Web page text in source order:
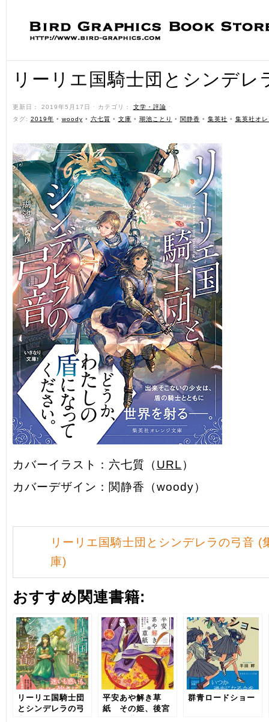
リーリエ国騎士団とシンデレ
更新日： 2019年5月17日 ˑ カテゴリ： 文学・評論 ˑ
タグ: 2019年 • woody • 六七質 • 文庫 • 瑚池ことり • 関静香 • 集英社 • 集英社オ
カバーイラスト：六七質（ URL ）
カバーデザイン：関静香（woody）
リーリエ国騎士団とシンデレラの弓音 (
庫)
おすすめ関連書籍:
リーリエ国騎士団
とシンデレラの弓
平安あや解き草
紙 その姫、後宮
群青ロードショー